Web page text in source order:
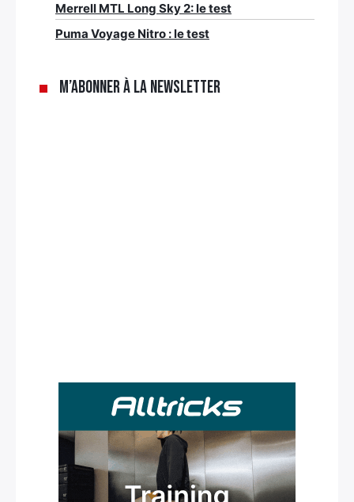
Merrell MTL Long Sky 2: le test
Puma Voyage Nitro : le test
M’abonner à la newsletter